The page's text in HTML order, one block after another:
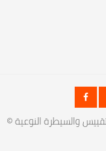
والسيطرة النوعية